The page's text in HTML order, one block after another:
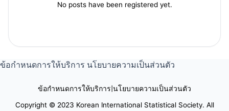
No posts have been registered yet.
ข้อกำหนดการให้บริการ นโยบายความเป็นส่วนตัว
ข้อกำหนดการให้บริการ นโยบายความเป็นส่วนตัว
Copyright © 2023 Korean International Statistical Society. All